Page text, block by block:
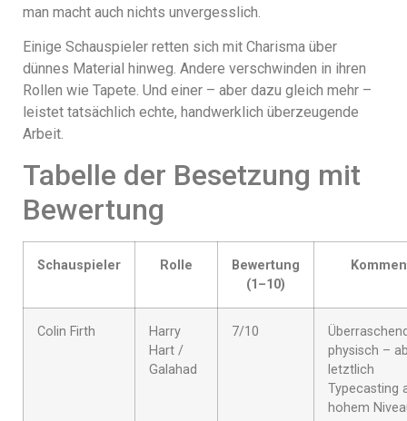
man macht auch nichts unvergesslich.
Einige Schauspieler retten sich mit Charisma über
dünnes Material hinweg. Andere verschwinden in ihren
Rollen wie Tapete. Und einer – aber dazu gleich mehr –
leistet tatsächlich echte, handwerklich überzeugende
Arbeit.
Tabelle der Besetzung mit
Bewertung
Schauspieler Rolle
Bewertung
(1–10)
Colin Firth
Harry
Hart /
Galahad
7/10
physisch –
letztlich
Typecasting
hohem